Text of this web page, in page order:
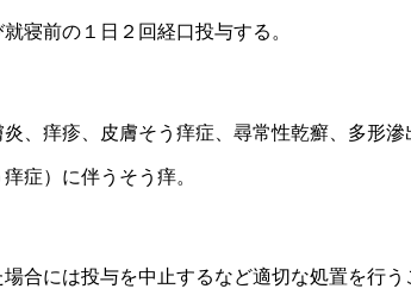
寝前の１日２回経口投与する。
痒疹、皮膚そう痒症、尋常性乾癬、多形滲
症）に伴うそう痒。
合には投与を中止するなど適切な処置を行う